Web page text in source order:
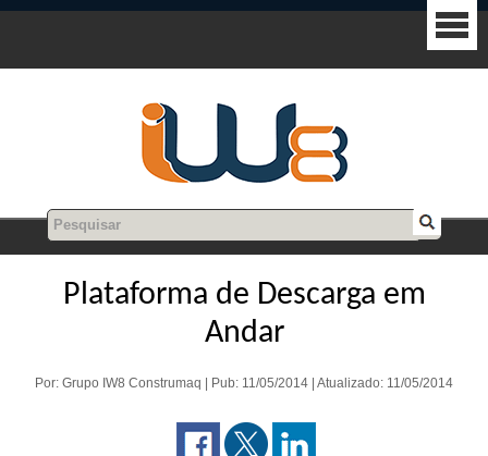
Plataforma de Descarga em
Andar
Por: Grupo IW8 Construmaq | Pub: 11/05/2014 | Atualizado: 11/05/2014